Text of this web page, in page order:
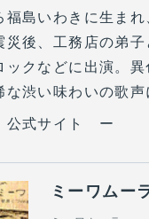
島いわきに生ま
災後、工務店の弟
ックなどに出演。
な渋い味わいの歌
式サイト ー
ミーワムー